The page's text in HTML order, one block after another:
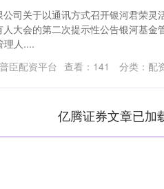
司关于以通讯方式召开银河君荣灵
大会的第二次提示性公告银河基金
理人....
臣配资平台 查看： 141 分类： 配
亿腾证券文章已加